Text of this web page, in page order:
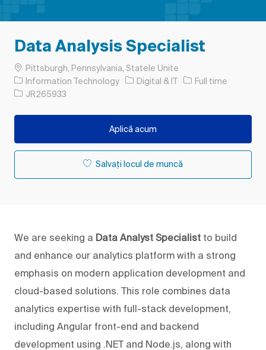
Data Analysis Specialist
LocPittsburgh, Pennsylvania, Statele Unite
Information Technology
Categorie
Digital & IT Tipul postului
Full time
Job IdJR265933
Aplică acum
Salvați locul de muncă
We are seeking a Data Analyst Specialist to build
and enhance our analytics platform with a strong
emphasis on modern application development and
cloud-based solutions. This role combines data
analytics expertise with full-stack development,
including Angular front-end and backend
development using .NET and Node.js, along with